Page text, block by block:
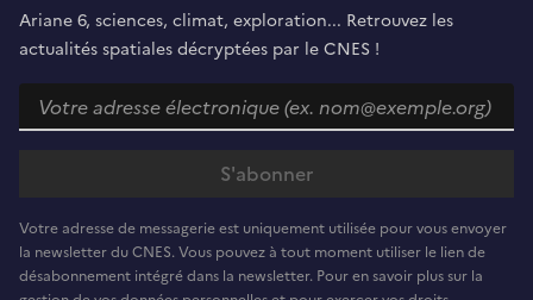
Ariane 6, sciences, climat, exploration... Retrouvez les
actualités spatiales décryptées par le CNES !
Votre adresse de messagerie est uniquement utilisée pour vous envoyer
la newsletter du CNES. Vous pouvez à tout moment utiliser le lien de
désabonnement intégré dans la newsletter. Pour en savoir plus sur la